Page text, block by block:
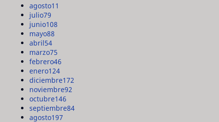
agosto11
julio79
junio108
mayo88
abril54
marzo75
febrero46
enero124
diciembre172
noviembre92
octubre146
septiembre84
agosto197